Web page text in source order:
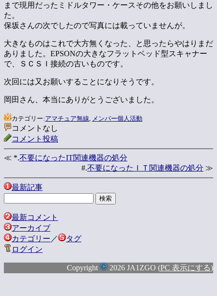
まで現用だったミドルタワー・ケースその他をお願いしまし
た。
保坂さんの次でしたので写真には載っていませんが。
大きなものはこれで大方無くなった、と思ったらやはりまだ
ありました。EPSONの大きなフラットベッド型スキャナー
で、ＳＣＳＩ接続の古いものです。
次回には又お願いすることになりそうです。
岡田さん、本当にありがとうございました。
カテゴリー:アマチュア無線, メンバー個人活動
コメントなし
コメント投稿
≪ *.不要になったIT関連機器の処分
#.不要になったＩＴ関連機器の処分 ≫
最新記事
最新コメント
アーカイブ
カテゴリー ／
タグ
ログイン
Copyright 2026 JA1ZGO (PC 表示にする)